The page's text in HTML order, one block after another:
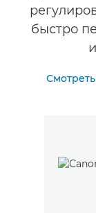
быстро